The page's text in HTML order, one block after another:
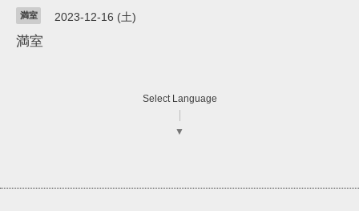
満室 2023-12-16 (土)
満室
Select Language
▼